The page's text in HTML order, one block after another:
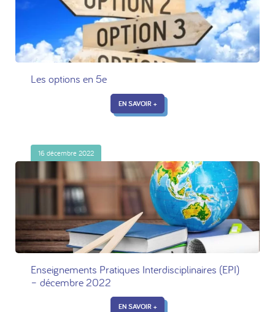
Les options en 5e
EN SAVOIR +
16 décembre 2022
Enseignements Pratiques Interdisciplinaires (EPI)
– décembre 2022
EN SAVOIR +